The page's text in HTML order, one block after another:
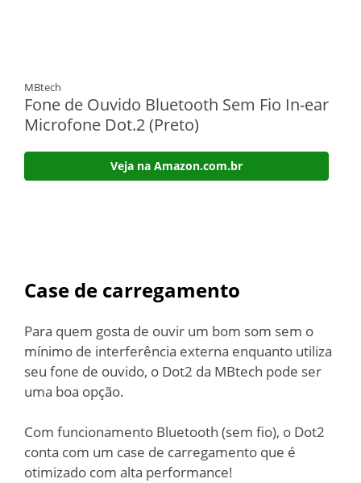
MBtech
Fone de Ouvido Bluetooth Sem Fio In-ear
Microfone Dot.2 (Preto)
Veja na Amazon.com.br
Case de carregamento
Para quem gosta de ouvir um bom som sem o
mínimo de interferência externa enquanto utiliza
seu fone de ouvido, o Dot2 da MBtech pode ser
uma boa opção.
Com funcionamento Bluetooth (sem fio), o Dot2
conta com um case de carregamento que é
otimizado com alta performance!